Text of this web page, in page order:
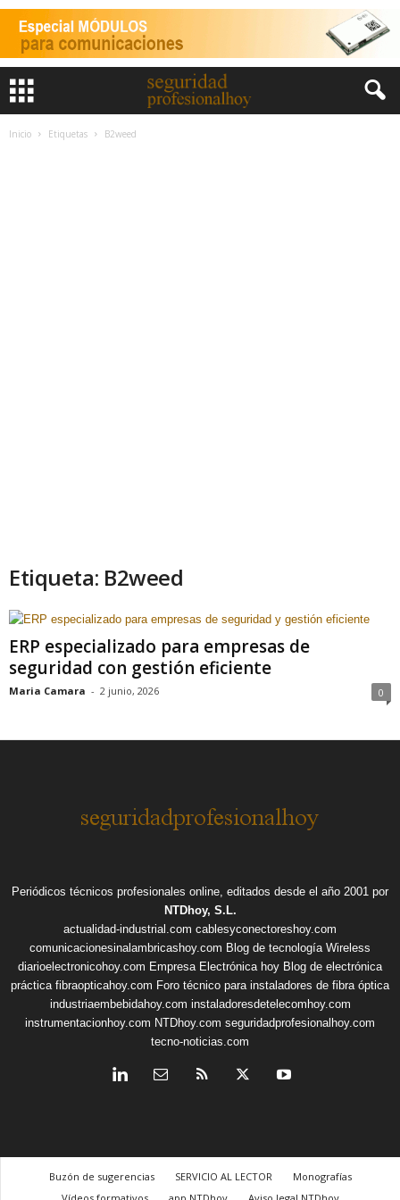
Inicio Etiquetas B2weed
Etiqueta: B2weed
ERP especializado para empresas de
seguridad con gestión eficiente
Maria Camara - 2 junio, 2026 0
Periódicos técnicos profesionales online, editados desde el año 2001 por
NTDhoy, S.L.
actualidad-industrial.com cablesyconectoreshoy.com
comunicacionesinalambricashoy.com Blog de tecnología Wireless
diarioelectronicohoy.com Empresa Electrónica hoy Blog de electrónica
práctica fibraopticahoy.com Foro técnico para instaladores de fibra óptica
industriaembebidahoy.com instaladoresdetelecomhoy.com
instrumentacionhoy.com NTDhoy.com seguridadprofesionalhoy.com
tecno-noticias.com
Buzón de sugerencias SERVICIO AL LECTOR
Monografías